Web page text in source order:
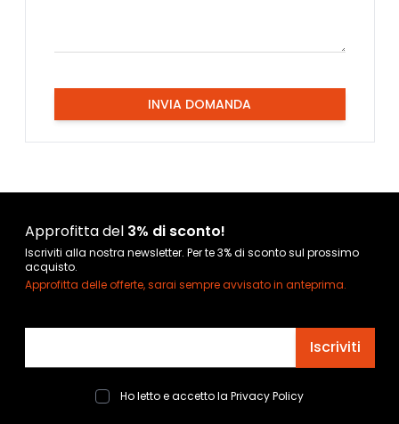
INVIA DOMANDA
Approfitta del 3% di sconto!
Iscriviti alla nostra newsletter. Per te 3% di sconto sul prossimo
acquisto.
Approfitta delle offerte, sarai sempre avvisato in anteprima.
Iscriviti
Ho letto e accetto la Privacy Policy